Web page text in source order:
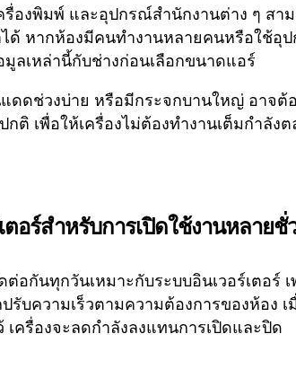
รื่องพิมพ์ และอุปกรณ์สำนักงานต่าง ๆ สา
ด้ หากห้องมีคนทำงานหลายคนหรือใช้อุ
ลเหล่านี้กับช่างก่อนเลือกขนาดแอร์
ดช่วงบ่าย หรือมีกระจกบานใหญ่ อาจต้
ติ เพื่อให้เครื่องไม่ต้องทำงานเต็มกำลัง
ตอร์สำหรับการเปิดใช้งานหลายชั่
อกันทุกวันเหมาะกับระบบอินเวอร์เตอร์ เ
รับความเร็วตามความต้องการของห้อง เ
ครื่องจะลดกำลังลงแทนการเปิดและปิด